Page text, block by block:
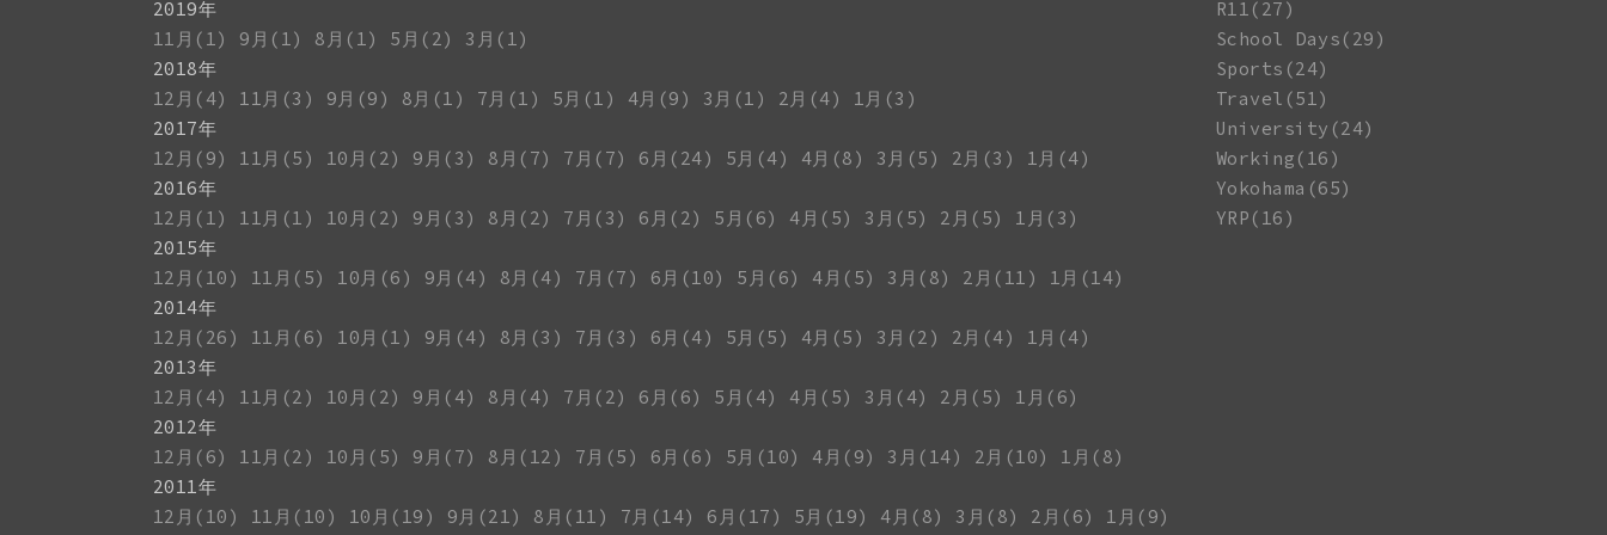
2019年
11月(1)
9月(1) 8月(1) 5月(2)
3月(1)
2018年
12月(4)
11月(3) 9月(9) 8月(1) 7月(1) 5月(1) 4月(9) 3月(1) 2月(4)
1月(3)
2017年
12月(9)
11月(5) 10月(2) 9月(3) 8月(7) 7月(7) 6月(24) 5月(4) 4月(8) 3月(5) 2月(3)
1月(4)
2016年
12月(1)
11月(1) 10月(2) 9月(3) 8月(2) 7月(3) 6月(2) 5月(6) 4月(5) 3月(5) 2月(5)
1月(3)
2015年
12月(10)
11月(5) 10月(6) 9月(4) 8月(4) 7月(7) 6月(10) 5月(6) 4月(5) 3月(8) 2月(11)
1月(14)
2014年
12月(26)
11月(6) 10月(1) 9月(4) 8月(3) 7月(3) 6月(4) 5月(5) 4月(5) 3月(2) 2月(4)
1月(4)
2013年
12月(4)
11月(2) 10月(2) 9月(4) 8月(4) 7月(2) 6月(6) 5月(4) 4月(5) 3月(4) 2月(5)
1月(6)
2012年
12月(6)
11月(2) 10月(5) 9月(7) 8月(12) 7月(5) 6月(6) 5月(10) 4月(9) 3月(14) 2月(10)
1月(8)
2011年
12月(10)
11月(10) 10月(19) 9月(21) 8月(11) 7月(14) 6月(17) 5月(19) 4月(8) 3月(8) 2月(6) 1月(9)
R11(27)
School Days(29)
Sports(24)
Travel(51)
University(24)
Working(16)
Yokohama(65)
YRP(16)